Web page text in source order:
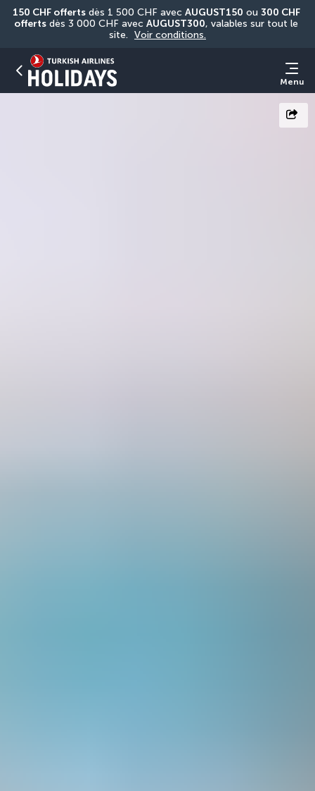
150 CHF offerts dès 1 500 CHF avec AUGUST150 ou 300 CHF
offerts dès 3 000 CHF avec AUGUST300, valables sur tout le
site. Voir conditions.
Menu